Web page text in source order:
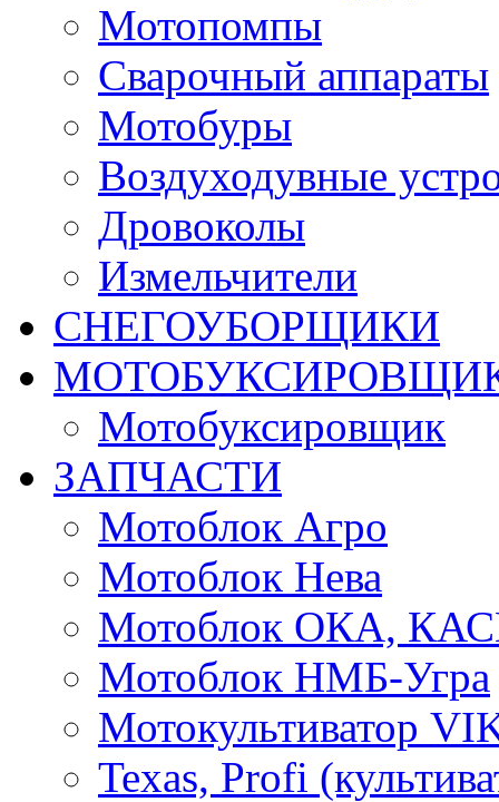
Мотопомпы
Сварочный аппараты
Мотобуры
Воздуходувные
Дровоколы
Измельчители
СНЕГОУБОРЩИКИ
Мотобуксировщик
ЗАПЧАСТИ
Мотоблок Агро
Мотоблок Нева
Мотоблок ОКА,
Мотоблок НМБ-Угра
Мотокультиватор
Texas, Profi